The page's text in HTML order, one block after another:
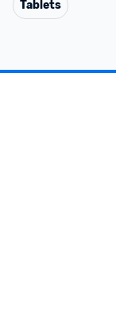
Tablets